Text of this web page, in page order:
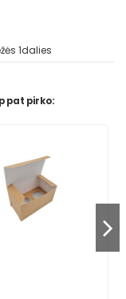
1dalies
pat pirko: